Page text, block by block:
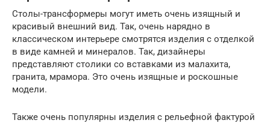
Столы-трансформеры могут иметь очень изящный и
красивый внешний вид. Так, очень нарядно в
классическом интерьере смотрятся изделия с отделкой
в виде камней и минералов. Так, дизайнеры
представляют столики со вставками из малахита,
гранита, мрамора. Это очень изящные и роскошные
модели.
Также очень популярны изделия с рельефной фактурой